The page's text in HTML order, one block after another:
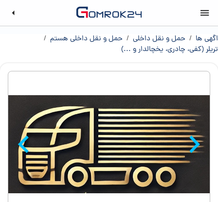
اگهی ها / حمل و نقل داخلی / حمل و نقل داخلی هستم /
تریلر (کفی، چادری، یخچالدار و ...)